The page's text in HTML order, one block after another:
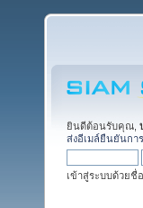
ยินดีต้อนรับคุณ,
ส่งอีเมล์ยืนยันกา
เข้าสู่ระบบด้วยชื่